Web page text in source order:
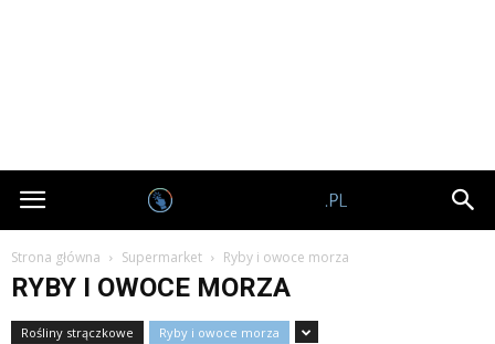
Nagrodobiorcy.pl
Strona główna Supermarket Ryby i owoce morza
RYBY I OWOCE MORZA
Rośliny strączkowe Ryby i owoce morza